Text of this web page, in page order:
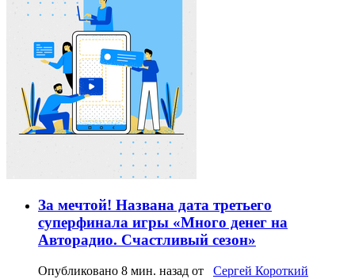
За мечтой! Названа дата третьего
суперфинала игры «Много денег на
Авторадио. Счастливый сезон»
Опубликовано 8 мин. назад от Сергей Короткий